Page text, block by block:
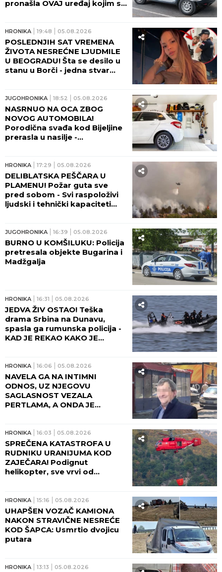
pronašla OVAJ uređaj kojim su
HRONIKA 19:48 05.08.2026
POSLEDNJIH SAT VREMENA
ŽIVOTA NESREĆNE LJUDMILE
U BEOGRADU! Šta se desilo u
stanu u Borči - jedna stvar
JUGOHRONIKA 18:52 05.08.2026
NASRNUO NA OCA ZBOG
NOVOG AUTOMOBILA!
Porodična svađa kod Bijeljine
prerasla u nasilje -
HRONIKA 17:29 05.08.2026
DELIBLATSKA PEŠČARA U
PLAMENU! Požar guta sve
pred sobom - Svi raspoloživi
ljudski i tehnički kapaciteti
JUGOHRONIKA 16:39 05.08.2026
BURNO U KOMŠILUKU: Policija
pretresala objekte Bugarina i
Madžgalja
HRONIKA 16:31 05.08.2026
JEDVA ŽIV OSTAO! Teška
drama Srbina na Dunavu,
spasla ga rumunska policija -
KAD JE REKAO KAKO JE
HRONIKA 16:06 05.08.2026
NAVELA GA NA INTIMNI
ODNOS, UZ NJEGOVU
SAGLASNOST VEZALA
PERTLAMA, A ONDA JE
Karaburmi - DA ČOVEK NE
POVERUJE! (FOTO)
HRONIKA 16:03 05.08.2026
SPREČENA KATASTROFA U
RUDNIKU URANIJUMA KOD
ZAJEČARA! Podignut
helikopter, sve vrvi od
HRONIKA 15:16 05.08.2026
UHAPŠEN VOZAČ KAMIONA
NAKON STRAVIČNE NESREĆE
KOD ŠAPCA: Usmrtio dvojicu
putara
HRONIKA 13:13 05.08.2026